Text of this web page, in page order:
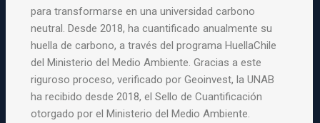
para transformarse en una universidad carbono
neutral. Desde 2018, ha cuantificado anualmente su
huella de carbono, a través del programa HuellaChile
del Ministerio del Medio Ambiente. Gracias a este
riguroso proceso, verificado por Geoinvest, la UNAB
ha recibido desde 2018, el Sello de Cuantificación
otorgado por el Ministerio del Medio Ambiente.